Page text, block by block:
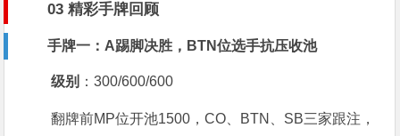
03 精彩手牌回顾
手牌一：A踢脚决胜，BTN位选手抗压收池
级别 ：300/600/600
翻牌前MP位开池1500，CO、BTN、SB三家跟注，